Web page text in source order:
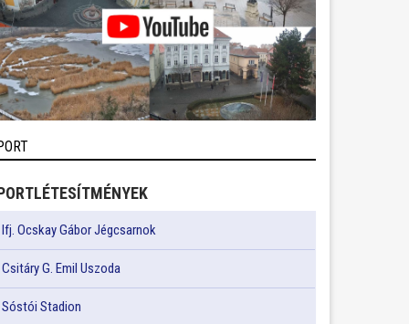
Ifj. Ocskay Gábor Jégcsarnok
Csitáry G. Emil Uszoda
Sóstói Stadion